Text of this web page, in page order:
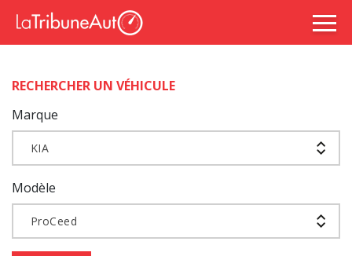
RECHERCHER UN VÉHICULE
Marque
KIA
Modèle
ProCeed